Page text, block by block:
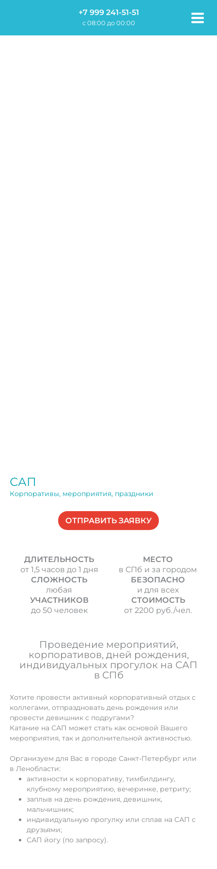
+7 999 241-51-51
c 08:00 до 00:00
САП
Корпоративы, мероприятия, праздники
ОТПРАВИТЬ ЗАЯВКУ
ДЛИТЕЛЬНОСТЬ
от 1,5 часов до 1 дня
МЕСТО
в СПб и за городом
СЛОЖНОСТЬ
любая
БЕЗОПАСНО
и для всех
УЧАСТНИКОВ
до 50 человек
СТОИМОСТЬ
от 2200 руб./чел.
Проведение мероприятий,
корпоративов, дней рождения,
индивидуальных прогулок на САП
в СПб
Хотите провести активный корпоративный отдых с
коллегами, отпраздновать день рождения или
провести девишник с подругами?
Катание на САП может стать как основой Вашего
мероприятия, так и дополнительной активностью.
Организуем для Вас в городе Санкт-Петербург или
в Ленобласти:
активности к корпоративу, тимбилдингу,
клубному мероприятию, вечеринке, ретриту;
заплыв на день рождения, девишник,
мальчишник;
индивидуальную прогулку или сплав на САП с
друзьями;
САП йогу (по запросу).